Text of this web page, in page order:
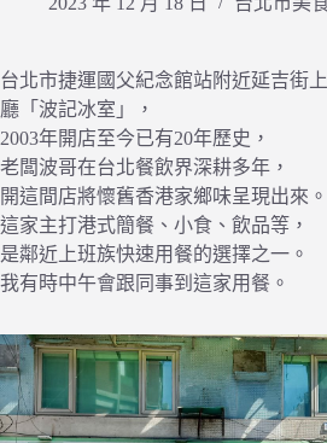
台北市捷運國父紀念館站附近延吉街
廳「波記冰室」，
2003年開店至今已有20年歷史，
老闆波哥在台北餐飲界深耕多年，
開這間店將懷舊香港家鄉味呈現出來。
這家主打港式簡餐、小食、飲品等，
是鄰近上班族快速用餐的選擇之一。
我有時中午會跟同事到這家用餐。